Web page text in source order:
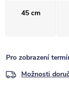
45 cm
Pro zobrazení
Možnosti